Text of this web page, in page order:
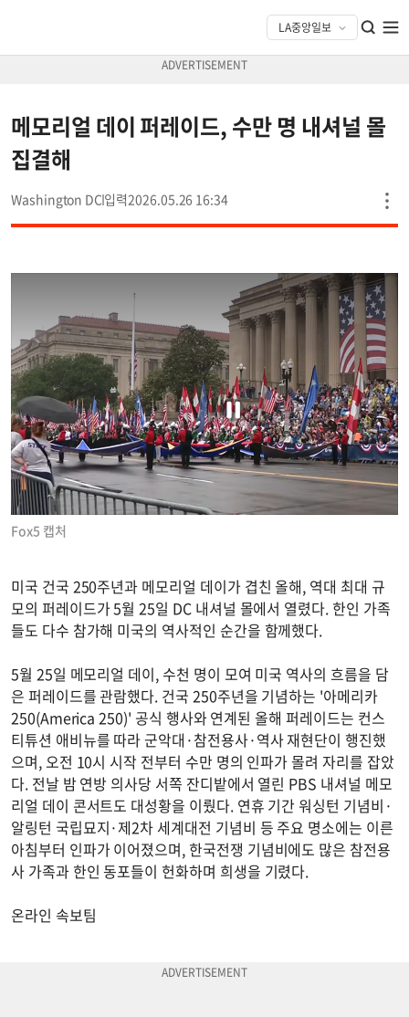
메모리얼 데이 퍼레이드, 수만 명 내셔널 몰
집결해
Washington DC 2026.05.26 16:34
Fox5 캡처
미국 건국 250주년과 메모리얼 데이가 겹친 올해, 역대 최대 규
모의 퍼레이드가 5월 25일 DC 내셔널 몰에서 열렸다. 한인 가족
들도 다수 참가해 미국의 역사적인 순간을 함께했다.
5월 25일 메모리얼 데이, 수천 명이 모여 미국 역사의 흐름을 담
은 퍼레이드를 관람했다. 건국 250주년을 기념하는 '아메리카
250(America 250)' 공식 행사와 연계된 올해 퍼레이드는 컨스
티튜션 애비뉴를 따라 군악대·참전용사·역사 재현단이 행진했
으며, 오전 10시 시작 전부터 수만 명의 인파가 몰려 자리를 잡았
다. 전날 밤 연방 의사당 서쪽 잔디밭에서 열린 PBS 내셔널 메모
리얼 데이 콘서트도 대성황을 이뤘다. 연휴 기간 워싱턴 기념비·
알링턴 국립묘지·제2차 세계대전 기념비 등 주요 명소에는 이른
아침부터 인파가 이어졌으며, 한국전쟁 기념비에도 많은 참전용
사 가족과 한인 동포들이 헌화하며 희생을 기렸다.
온라인 속보팀